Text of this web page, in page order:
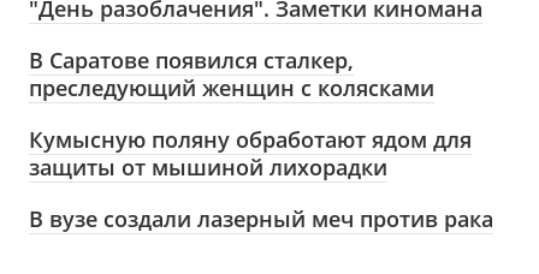
"День разоблачения". Заметки киномана
В Саратове появился сталкер,
преследующий женщин с колясками
Кумысную поляну обработают ядом для
защиты от мышиной лихорадки
В вузе создали лазерный меч против рака